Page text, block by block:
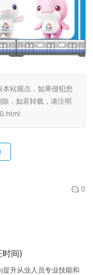
站观点，如果侵犯您
除，如若转载，请注明
0
时间)
升从业人员专业技能和